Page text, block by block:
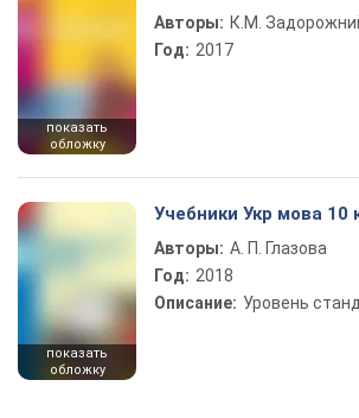
показать
обложку
Авторы: К.М.
Год: 2017
показать
обложку
Учебники Укр мова 10
Авторы: А. П. Глазова
Год: 2018
Описание: Уровень